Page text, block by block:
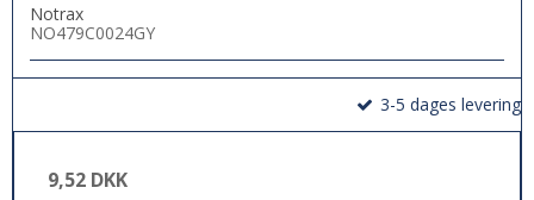
Notrax
NO479C0024GY
3-5 dages levering
9,52 DKK